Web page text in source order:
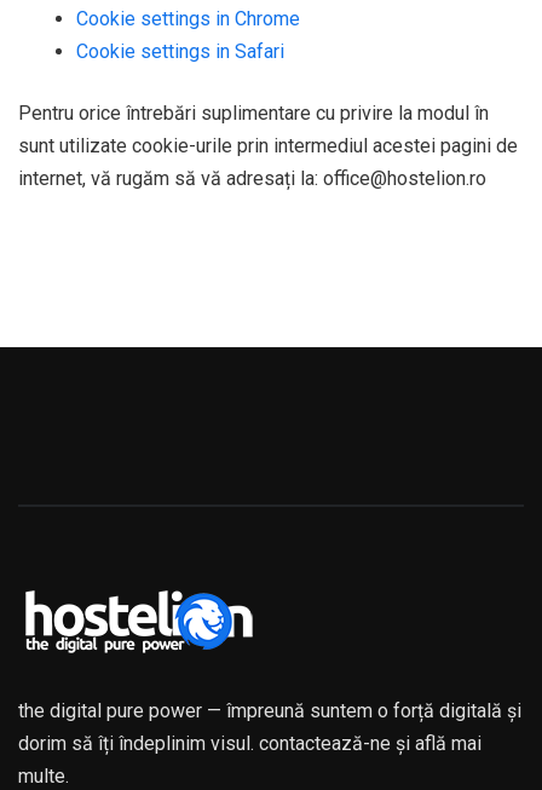
Cookie settings in Chrome
Cookie settings in Safari
Pentru orice întrebări suplimentare cu privire la modul în
sunt utilizate cookie-urile prin intermediul acestei pagini de
internet, vă rugăm să vă adresați la: office@hostelion.ro
the digital pure power — împreună suntem o forță digitală și
dorim să îți îndeplinim visul. contactează-ne și află mai
multe.